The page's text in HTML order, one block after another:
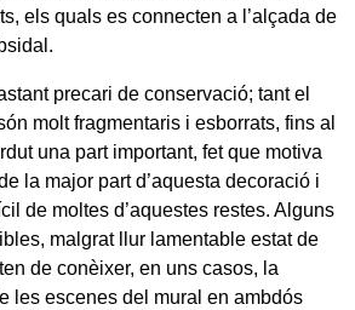
els quals es connecten a l’alçada de
precari de conservació; tant el
molt fragmentaris i esborrats, fins al
una part important, fet que motiva
la major part d’aquesta decoració i
de moltes d’aquestes restes. Alguns
malgrat llur lamentable estat de
de conèixer, en uns casos, la
les escenes del mural en ambdós